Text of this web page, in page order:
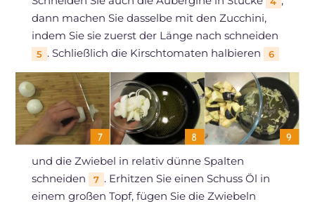
dann machen Sie dasselbe mit den Zucchini,
indem Sie sie zuerst der Länge nach schneiden
5 . Schließlich die Kirschtomaten halbieren 6
und die Zwiebel in relativ dünne Spalten
schneiden
7 . Erhitzen Sie einen Schuss Öl in
einem großen Topf, fügen Sie die Zwiebeln